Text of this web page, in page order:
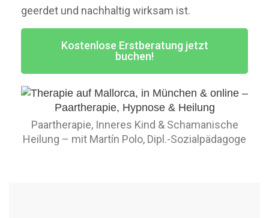
geerdet und nachhaltig wirksam ist.
Kostenlose Erstberatung jetzt
buchen!
Paartherapie, Inneres Kind & Schamanische
Heilung – mit Martín Polo, Dipl.-Sozialpädagoge